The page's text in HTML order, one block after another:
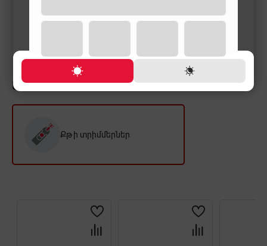
ԱՅՍ ԱՊՐԱՆՔԻ ՀԵՏ ԳՆՈՒՄ ԵՆ
Քթի տրիմմերներ